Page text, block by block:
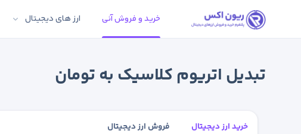
خرید و فروش آنی ارز های دیجیتال
تبدیل اتریوم کلاسیک به تومان
خرید ارز دیجیتال فروش ارز دیجیتال